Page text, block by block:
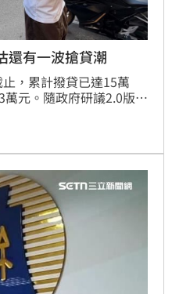
有一波搶貸潮
，累計撥貸已達15萬
元。隨政府研議2.0版方
指出，誘因減少將使首
波趕搭末班車的搶貸紅